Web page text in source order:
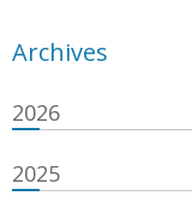
Archives
2026
2025